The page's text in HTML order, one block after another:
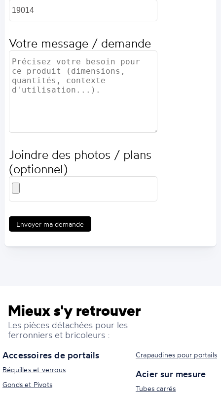
Votre message / demande
Joindre des photos / plans
(optionnel)
Envoyer ma demande
Mieux s'y retrouver
Les pièces détachées pour les
ferronniers et bricoleurs :
Accessoires de portails
Béquilles et verrous
Gonds et Pivots
Crapaudines pour portails
Acier sur mesure
Tubes carrés